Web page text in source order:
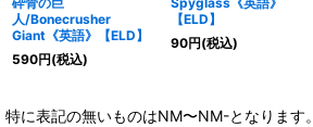
人/Bonecrusher
Giant《英語》【ELD】
590円(税込)
【ELD】
90円(税込)
特に表記の無いものはNM〜NM-となります。